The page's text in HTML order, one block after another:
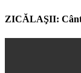
ZICĂLAŞII: